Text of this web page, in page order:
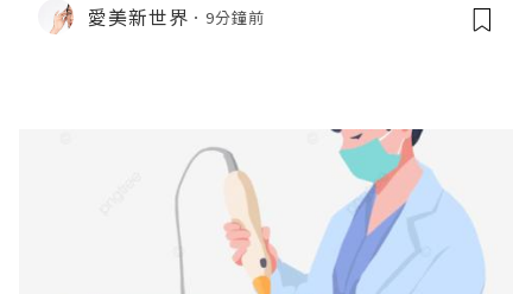
愛美新世界 9分鐘前